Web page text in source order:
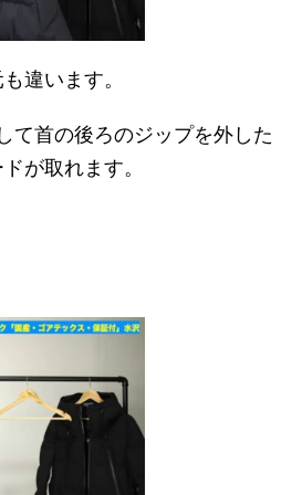
違います。
て首の後ろのジップを外した
が取れます。